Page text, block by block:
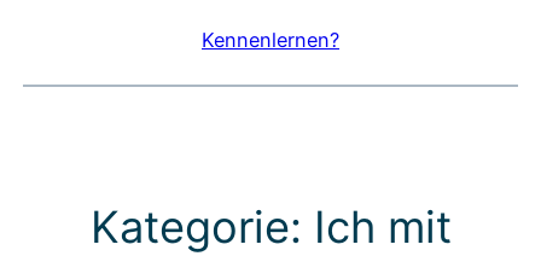
Kennenlernen?
Kategorie: Ich mit